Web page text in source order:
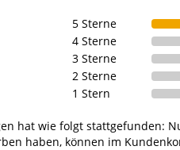
5 Sterne
4 Sterne
3 Sterne
2 Sterne
1 Stern
hat wie folgt stattgefunden:
haben, können im